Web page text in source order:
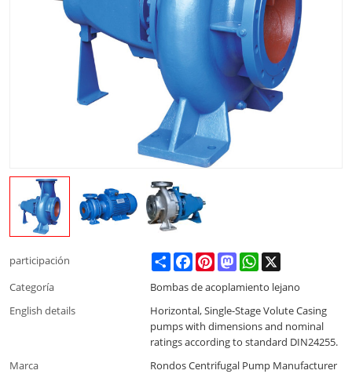
participación ShareFacebookPinterestMastodonWhatsApp
Categoría
Bombas de acoplamiento lejano
English details
Horizontal, Single-Stage Volute Casing
pumps with dimensions and nominal
ratings according to standard DIN24255.
Marca
Rondos Centrifugal Pump Manufacturer